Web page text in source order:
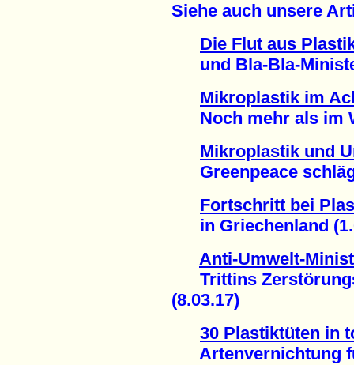
Siehe auch unsere
Die Flut aus
und Bla-Bla-
Mikroplastik im
Noch mehr als im
Mikroplastik und
Greenpeace
Fortschritt bei
in Griechenland
Anti-Umwelt-
Trittins
(8.03.17)
30 Plastiktüten in
Artenvernichtung